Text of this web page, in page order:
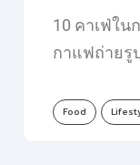
10 คาเฟ่ใน
กาแฟถ่ายรู
Food